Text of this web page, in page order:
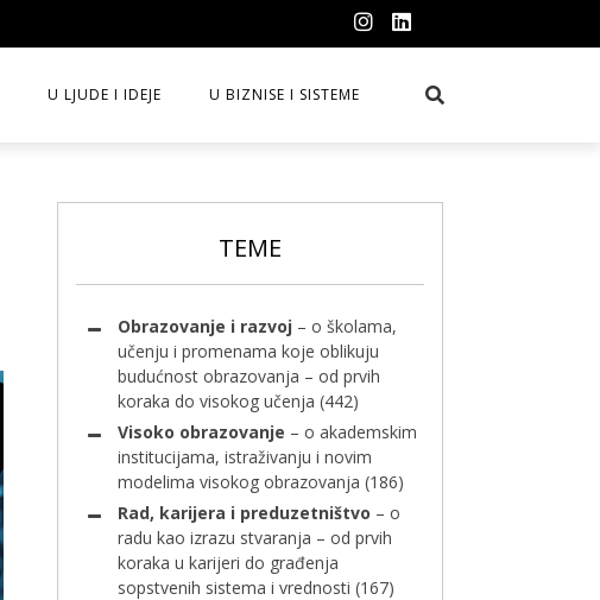
U LJUDE I IDEJE U BIZNISE I SISTEME
TEME
Obrazovanje i razvoj – o školama,
učenju i promenama koje oblikuju
budućnost obrazovanja – od prvih
koraka do visokog učenja (442)
Visoko obrazovanje – o akademskim
institucijama, istraživanju i novim
modelima visokog obrazovanja (186)
Rad, karijera i preduzetništvo – o
radu kao izrazu stvaranja – od prvih
koraka u karijeri do građenja
sopstvenih sistema i vrednosti (167)